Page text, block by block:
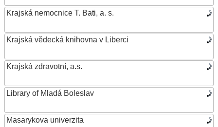
Krajská nemocnice T. Bati, a. s.
Krajská vědecká knihovna v Liberci
Krajská zdravotní, a.s.
Library of Mladá Boleslav
Masarykova univerzita